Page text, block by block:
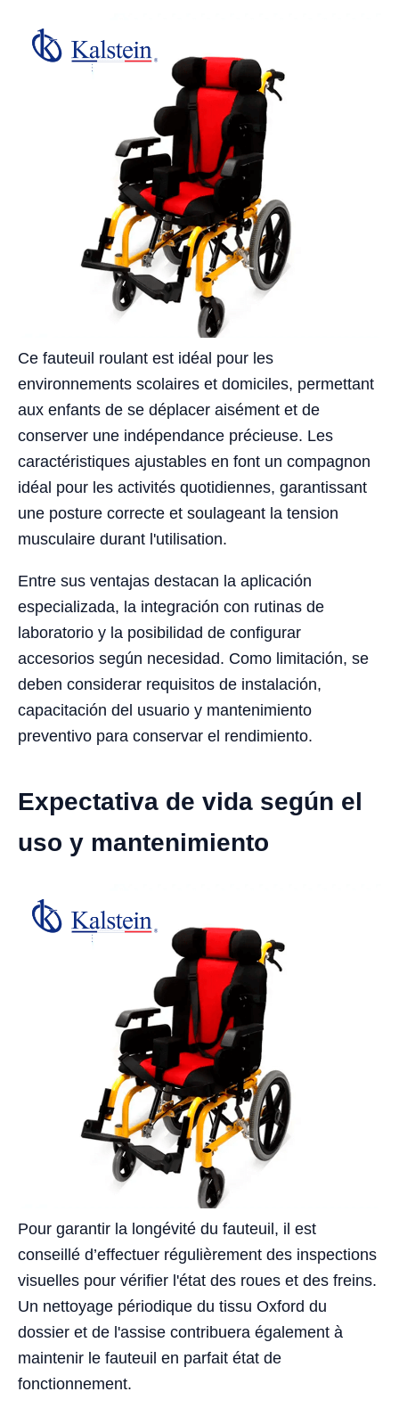
Ce fauteuil roulant est idéal pour les
environnements scolaires et domiciles, permettant
aux enfants de se déplacer aisément et de
conserver une indépendance précieuse. Les
caractéristiques ajustables en font un compagnon
idéal pour les activités quotidiennes, garantissant
une posture correcte et soulageant la tension
musculaire durant l'utilisation.
Entre sus ventajas destacan la aplicación
especializada, la integración con rutinas de
laboratorio y la posibilidad de configurar
accesorios según necesidad. Como limitación, se
deben considerar requisitos de instalación,
capacitación del usuario y mantenimiento
preventivo para conservar el rendimiento.
Expectativa de vida según el
uso y mantenimiento
Pour garantir la longévité du fauteuil, il est
conseillé d’effectuer régulièrement des inspections
visuelles pour vérifier l'état des roues et des freins.
Un nettoyage périodique du tissu Oxford du
dossier et de l'assise contribuera également à
maintenir le fauteuil en parfait état de
fonctionnement.